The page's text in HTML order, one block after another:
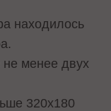
находилось
менее двух
320х180